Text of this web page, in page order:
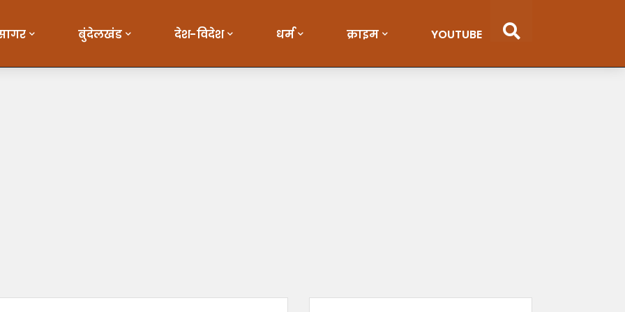
बुंदेलखंड देश-विदेश धर्म क्राइम YOUTUBE